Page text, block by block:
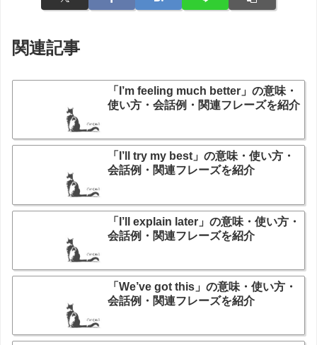
関連記事
「I’m feeling much better」の意味・
使い方・会話例・関連フレーズを紹介
「I’ll try my best」の意味・使い方・
会話例・関連フレーズを紹介
「I’ll explain later」の意味・使い方・
会話例・関連フレーズを紹介
「We’ve got this」の意味・使い方・
会話例・関連フレーズを紹介